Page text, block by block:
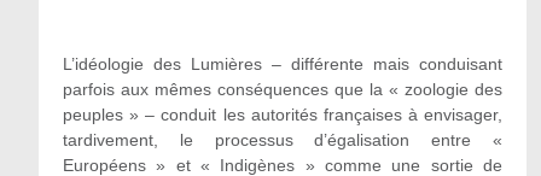
L’idéologie des Lumières – différente mais conduisant
parfois aux mêmes conséquences que la « zoologie des
peuples » – conduit les autorités françaises à envisager,
tardivement, le processus d’égalisation entre «
Européens » et « Indigènes » comme une sortie de